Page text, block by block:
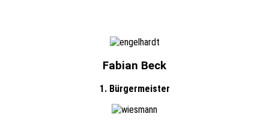
Fabian Beck
1. Bürgermeister